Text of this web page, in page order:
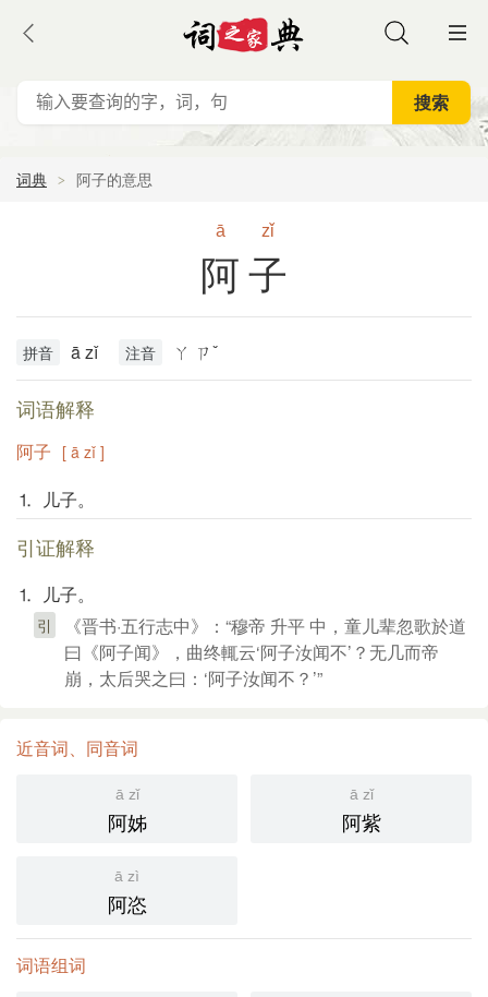
词典 阿子的意思
ā zǐ
阿子
拼音 ā zǐ 注音 ㄚ ㄗˇ
词语解释
阿子 [ ā zǐ ]
⒈ 儿子。
引证解释
⒈ 儿子。
引
《晋书·五行志中》：“穆帝 升平 中，童儿辈忽歌於道
曰《阿子闻》，曲终輒云‘阿子汝闻不’？无几而帝
崩，太后哭之曰：‘阿子汝闻不？’”
近音词、同音词
ā zǐ
阿姊
ā zǐ
阿紫
ā zì
阿恣
词语组词